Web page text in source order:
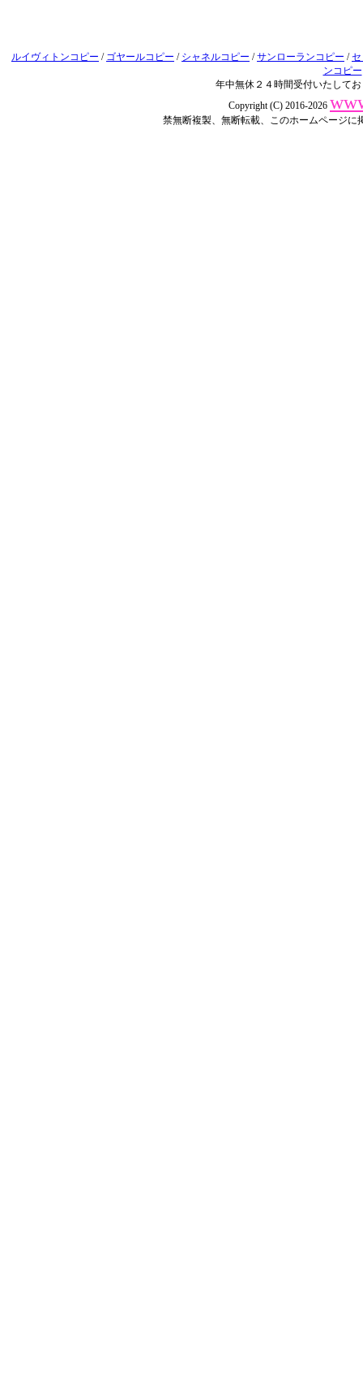
ルイヴィトンコピー / ゴヤールコピー / シャネルコピー /サンローランコピー /
ンコピー
年中無休２４時間受付いたして
Copyright (C) 2016-2026
禁無断複製、無断転載、このホームページ